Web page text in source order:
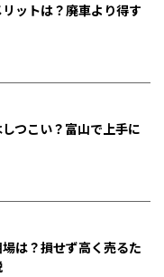
ットは？廃車より得す
つこい？富山で上手に
は？損せず高く売るた